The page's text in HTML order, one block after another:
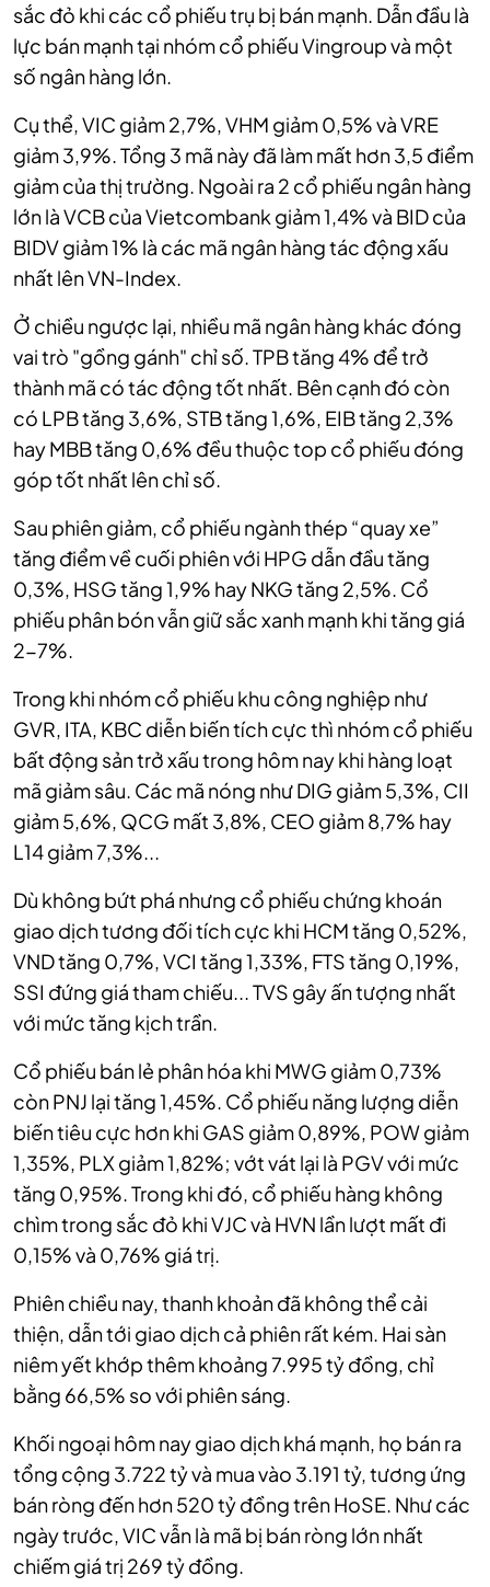
sắc đỏ khi các cổ phiếu trụ bị bán mạnh. Dẫn đầu là
lực bán mạnh tại nhóm cổ phiếu Vingroup và một
số ngân hàng lớn.
Cụ thể, VIC giảm 2,7%, VHM giảm 0,5% và VRE
giảm 3,9%. Tổng 3 mã này đã làm mất hơn 3,5 điểm
giảm của thị trường. Ngoài ra 2 cổ phiếu ngân hàng
lớn là VCB của Vietcombank giảm 1,4% và BID của
BIDV giảm 1% là các mã ngân hàng tác động xấu
nhất lên VN-Index.
Ở chiều ngược lại, nhiều mã ngân hàng khác đóng
vai trò "gồng gánh" chỉ số. TPB tăng 4% để trở
thành mã có tác động tốt nhất. Bên cạnh đó còn
có LPB tăng 3,6%, STB tăng 1,6%, EIB tăng 2,3%
hay MBB tăng 0,6% đều thuộc top cổ phiếu đóng
góp tốt nhất lên chỉ số.
Sau phiên giảm, cổ phiếu ngành thép “quay xe”
tăng điểm về cuối phiên với HPG dẫn đầu tăng
0,3%, HSG tăng 1,9% hay NKG tăng 2,5%. Cổ
phiếu phân bón vẫn giữ sắc xanh mạnh khi tăng giá
2-7%.
Trong khi nhóm cổ phiếu khu công nghiệp như
GVR, ITA, KBC diễn biến tích cực thì nhóm cổ phiếu
bất động sản trở xấu trong hôm nay khi hàng loạt
mã giảm sâu. Các mã nóng như DIG giảm 5,3%, CII
giảm 5,6%, QCG mất 3,8%, CEO giảm 8,7% hay
L14 giảm 7,3%...
Dù không bứt phá nhưng cổ phiếu chứng khoán
giao dịch tương đối tích cực khi HCM tăng 0,52%,
VND tăng 0,7%, VCI tăng 1,33%, FTS tăng 0,19%,
SSI đứng giá tham chiếu... TVS gây ấn tượng nhất
với mức tăng kịch trần.
Cổ phiếu bán lẻ phân hóa khi MWG giảm 0,73%
còn PNJ lại tăng 1,45%. Cổ phiếu năng lượng diễn
biến tiêu cực hơn khi GAS giảm 0,89%, POW giảm
1,35%, PLX giảm 1,82%; vớt vát lại là PGV với mức
tăng 0,95%. Trong khi đó, cổ phiếu hàng không
chìm trong sắc đỏ khi VJC và HVN lần lượt mất đi
0,15% và 0,76% giá trị.
Phiên chiều nay, thanh khoản đã không thể cải
thiện, dẫn tới giao dịch cả phiên rất kém. Hai sàn
niêm yết khớp thêm khoảng 7.995 tỷ đồng, chỉ
bằng 66,5% so với phiên sáng.
Khối ngoại hôm nay giao dịch khá mạnh, họ bán ra
tổng cộng 3.722 tỷ và mua vào 3.191 tỷ, tương ứng
bán ròng đến hơn520 tỷ đồngtrên HoSE. Như các
ngày trước, VIC vẫn là mã bị bán ròng lớn nhất
chiếm giá trị 269 tỷ đồng